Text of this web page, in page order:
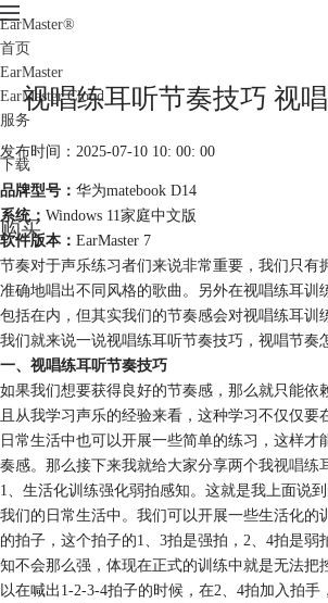
EarMaster®
首页
EarMaster
EarMaster Cloud
服务
下载
购买
视唱练耳听节奏技巧 视
发布时间：2025-07-10 10: 00: 00
品牌型号： 华为matebook D14
系统： Windows 11家庭中文版
软件版本： EarMaster 7
节奏对于声乐练习者们来说非常重要，我们只有
准确地唱出不同风格的歌曲。另外在视唱练耳训
包括在内，但其实我们的节奏感会对视唱练耳训
我们就来说一说视唱练耳听节奏技巧，视唱节奏
一、视唱练耳听节奏技巧
如果我们想要获得良好的节奏感，那么就只能依
且从我学习声乐的经验来看，这种学习不仅仅要
日常生活中也可以开展一些简单的练习，这样才
奏感。那么接下来我就给大家分享两个我视唱练
1、生活化训练强化弱拍感知。这就是我上面说
我们的日常生活中。我们可以开展一些生活化的
的拍子，这个拍子的1、3拍是强拍，2、4拍是弱
知不会那么强，体现在正式的训练中就是无法把
以在喊出1-2-3-4拍子的时候，在2、4拍加入拍手